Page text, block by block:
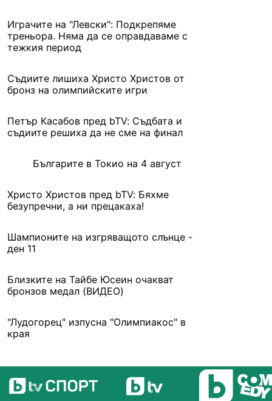
Играчите на "Левски": Подкрепяме
треньора. Няма да се оправдаваме с
тежкия период
Съдиите лишиха Христо Христов от
бронз на олимпийските игри
Петър Касабов пред bTV: Съдбата и
съдиите решиха да не сме на финал
Българите в Токио на 4 август
Христо Христов пред bTV: Бяхме
безупречни, а ни прецакаха!
Шампионите на изгряващото слънце -
ден 11
Близките на Тайбе Юсеин очакват
бронзов медал (ВИДЕО)
"Лудогорец" изпусна "Олимпиакос" в
края